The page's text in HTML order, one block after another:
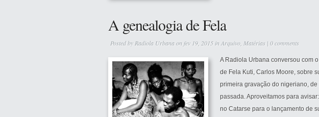
A genealogia de Fela
Posted by Radiola Urbanaon fev 19, 2015 inArquivo Matérias | 0 comments
A Radiola Urbana conversou com
de Fela Kuti, Carlos Moore, sobre
primeira gravação do nigeriano,
passada. Aproveitamos para
no Catarse para o lançamento de